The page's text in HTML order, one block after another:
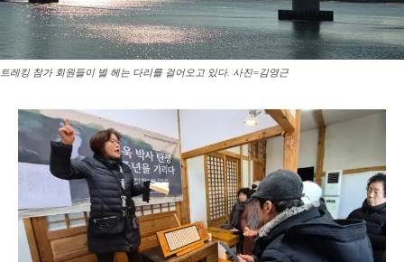
트레킹 참가 회원들이 별 헤는 다리를 걸어오고 있다. 사진=김영근